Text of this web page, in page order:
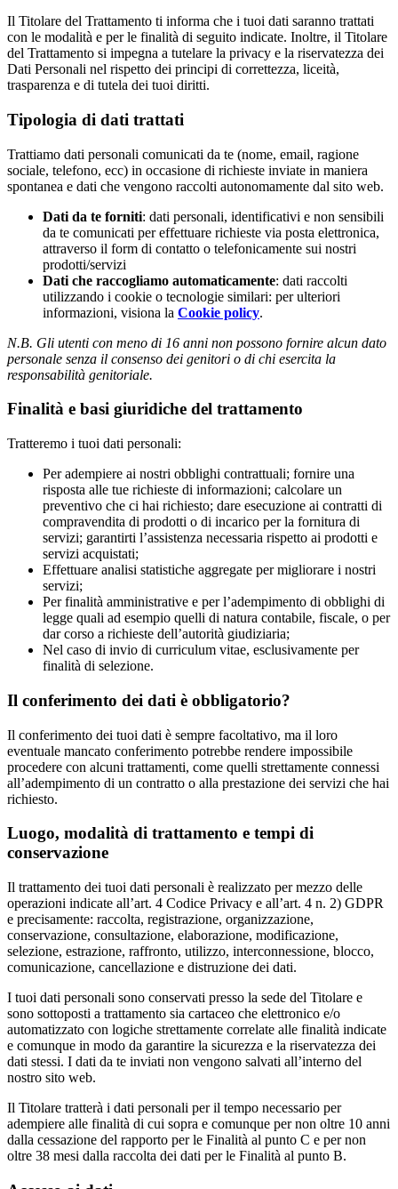
Il Titolare del Trattamento ti informa che i tuoi dati saranno trattati
con le modalità e per le finalità di seguito indicate. Inoltre, il Titolare
del Trattamento si impegna a tutelare la privacy e la riservatezza dei
Dati Personali nel rispetto dei principi di correttezza, liceità,
trasparenza e di tutela dei tuoi diritti.
Tipologia di dati trattati
Trattiamo dati personali comunicati da te (nome, email, ragione
sociale, telefono, ecc) in occasione di richieste inviate in maniera
spontanea e dati che vengono raccolti autonomamente dal sito web.
Dati da te forniti: dati personali, identificativi e non sensibili
da te comunicati per effettuare richieste via posta elettronica,
attraverso il form di contatto o telefonicamente sui nostri
prodotti/servizi
Dati che raccogliamo automaticamente: dati raccolti
utilizzando i cookie o tecnologie similari: per ulteriori
informazioni, visiona la Cookie policy.
N.B. Gli utenti con meno di 16 anni non possono fornire alcun dato
personale senza il consenso dei genitori o di chi esercita la
responsabilità genitoriale.
Finalità e basi giuridiche del trattamento
Tratteremo i tuoi dati personali:
Per adempiere ai nostri obblighi contrattuali; fornire una
risposta alle tue richieste di informazioni; calcolare un
preventivo che ci hai richiesto; dare esecuzione ai contratti di
compravendita di prodotti o di incarico per la fornitura di
servizi; garantirti l’assistenza necessaria rispetto ai prodotti e
servizi acquistati;
Effettuare analisi statistiche aggregate per migliorare i nostri
servizi;
Per finalità amministrative e per l’adempimento di obblighi di
legge quali ad esempio quelli di natura contabile, fiscale, o per
dar corso a richieste dell’autorità giudiziaria;
Nel caso di invio di curriculum vitae, esclusivamente per
finalità di selezione.
Il conferimento dei dati è obbligatorio?
Il conferimento dei tuoi dati è sempre facoltativo, ma il loro
eventuale mancato conferimento potrebbe rendere impossibile
procedere con alcuni trattamenti, come quelli strettamente connessi
all’adempimento di un contratto o alla prestazione dei servizi che hai
richiesto.
Luogo, modalità di trattamento e tempi di
conservazione
Il trattamento dei tuoi dati personali è realizzato per mezzo delle
operazioni indicate all’art. 4 Codice Privacy e all’art. 4 n. 2) GDPR
e precisamente: raccolta, registrazione, organizzazione,
conservazione, consultazione, elaborazione, modificazione,
selezione, estrazione, raffronto, utilizzo, interconnessione, blocco,
comunicazione, cancellazione e distruzione dei dati.
I tuoi dati personali sono conservati presso la sede del Titolare e
sono sottoposti a trattamento sia cartaceo che elettronico e/o
automatizzato con logiche strettamente correlate alle finalità indicate
e comunque in modo da garantire la sicurezza e la riservatezza dei
dati stessi. I dati da te inviati non vengono salvati all’interno del
nostro sito web.
Il Titolare tratterà i dati personali per il tempo necessario per
adempiere alle finalità di cui sopra e comunque per non oltre 10 anni
dalla cessazione del rapporto per le Finalità al punto C e per non
oltre 38 mesi dalla raccolta dei dati per le Finalità al punto B.